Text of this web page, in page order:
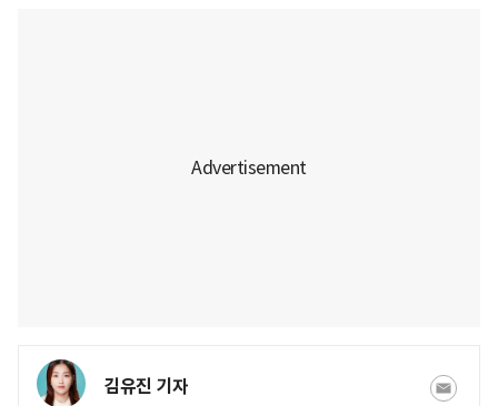
김유진 기자